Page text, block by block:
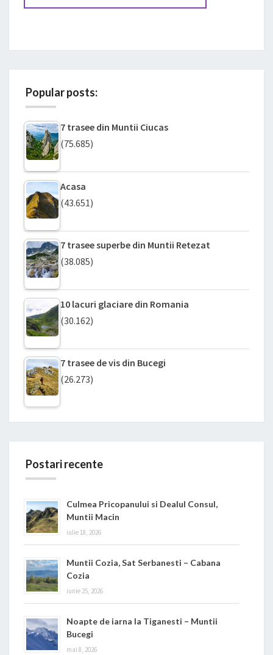
Popular posts:
7 trasee din Muntii Ciucas
(75.685)
Acasa
(43.651)
7 trasee superbe din Muntii Retezat
(38.085)
10 lacuri glaciare din Romania
(30.162)
7 trasee de vis din Bucegi
(26.273)
Postari recente
Culmea Pricopanului si Dealul Consul,
Muntii Macin
iulie 18, 2026
Muntii Cozia, Sat Serbanesti – Cabana
Cozia
iunie 25, 2026
Noapte de iarna la Tiganesti – Muntii
Bucegi
mai 8, 2026